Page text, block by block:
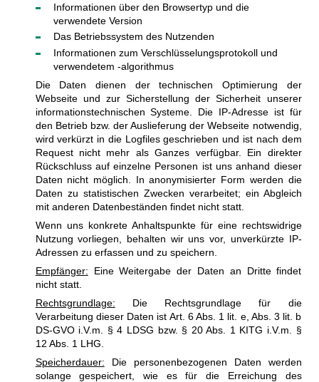
Informationen über den Browsertyp und die
verwendete Version
Das Betriebssystem des Nutzenden
Informationen zum Verschlüsselungsprotokoll und
verwendetem -algorithmus
Die Daten dienen der technischen Optimierung der
Webseite und zur Sicherstellung der Sicherheit unserer
informationstechnischen Systeme. Die IP-Adresse ist für
den Betrieb bzw. der Auslieferung der Webseite notwendig,
wird verkürzt in die Logfiles geschrieben und ist nach dem
Request nicht mehr als Ganzes verfügbar. Ein direkter
Rückschluss auf einzelne Personen ist uns anhand dieser
Daten nicht möglich. In anonymisierter Form werden die
Daten zu statistischen Zwecken verarbeitet; ein Abgleich
mit anderen Datenbeständen findet nicht statt.
Wenn uns konkrete Anhaltspunkte für eine rechtswidrige
Nutzung vorliegen, behalten wir uns vor, unverkürzte IP-
Adressen zu erfassen und zu speichern.
Empfänger: Eine Weitergabe der Daten an Dritte findet
nicht statt.
Rechtsgrundlage: Die Rechtsgrundlage für die
Verarbeitung dieser Daten ist Art. 6 Abs. 1 lit. e, Abs. 3 lit. b
DS-GVO i.V.m. § 4 LDSG bzw. § 20 Abs. 1 KITG i.V.m. §
12 Abs. 1 LHG.
Speicherdauer: Die personenbezogenen Daten werden
solange gespeichert, wie es für die Erreichung des